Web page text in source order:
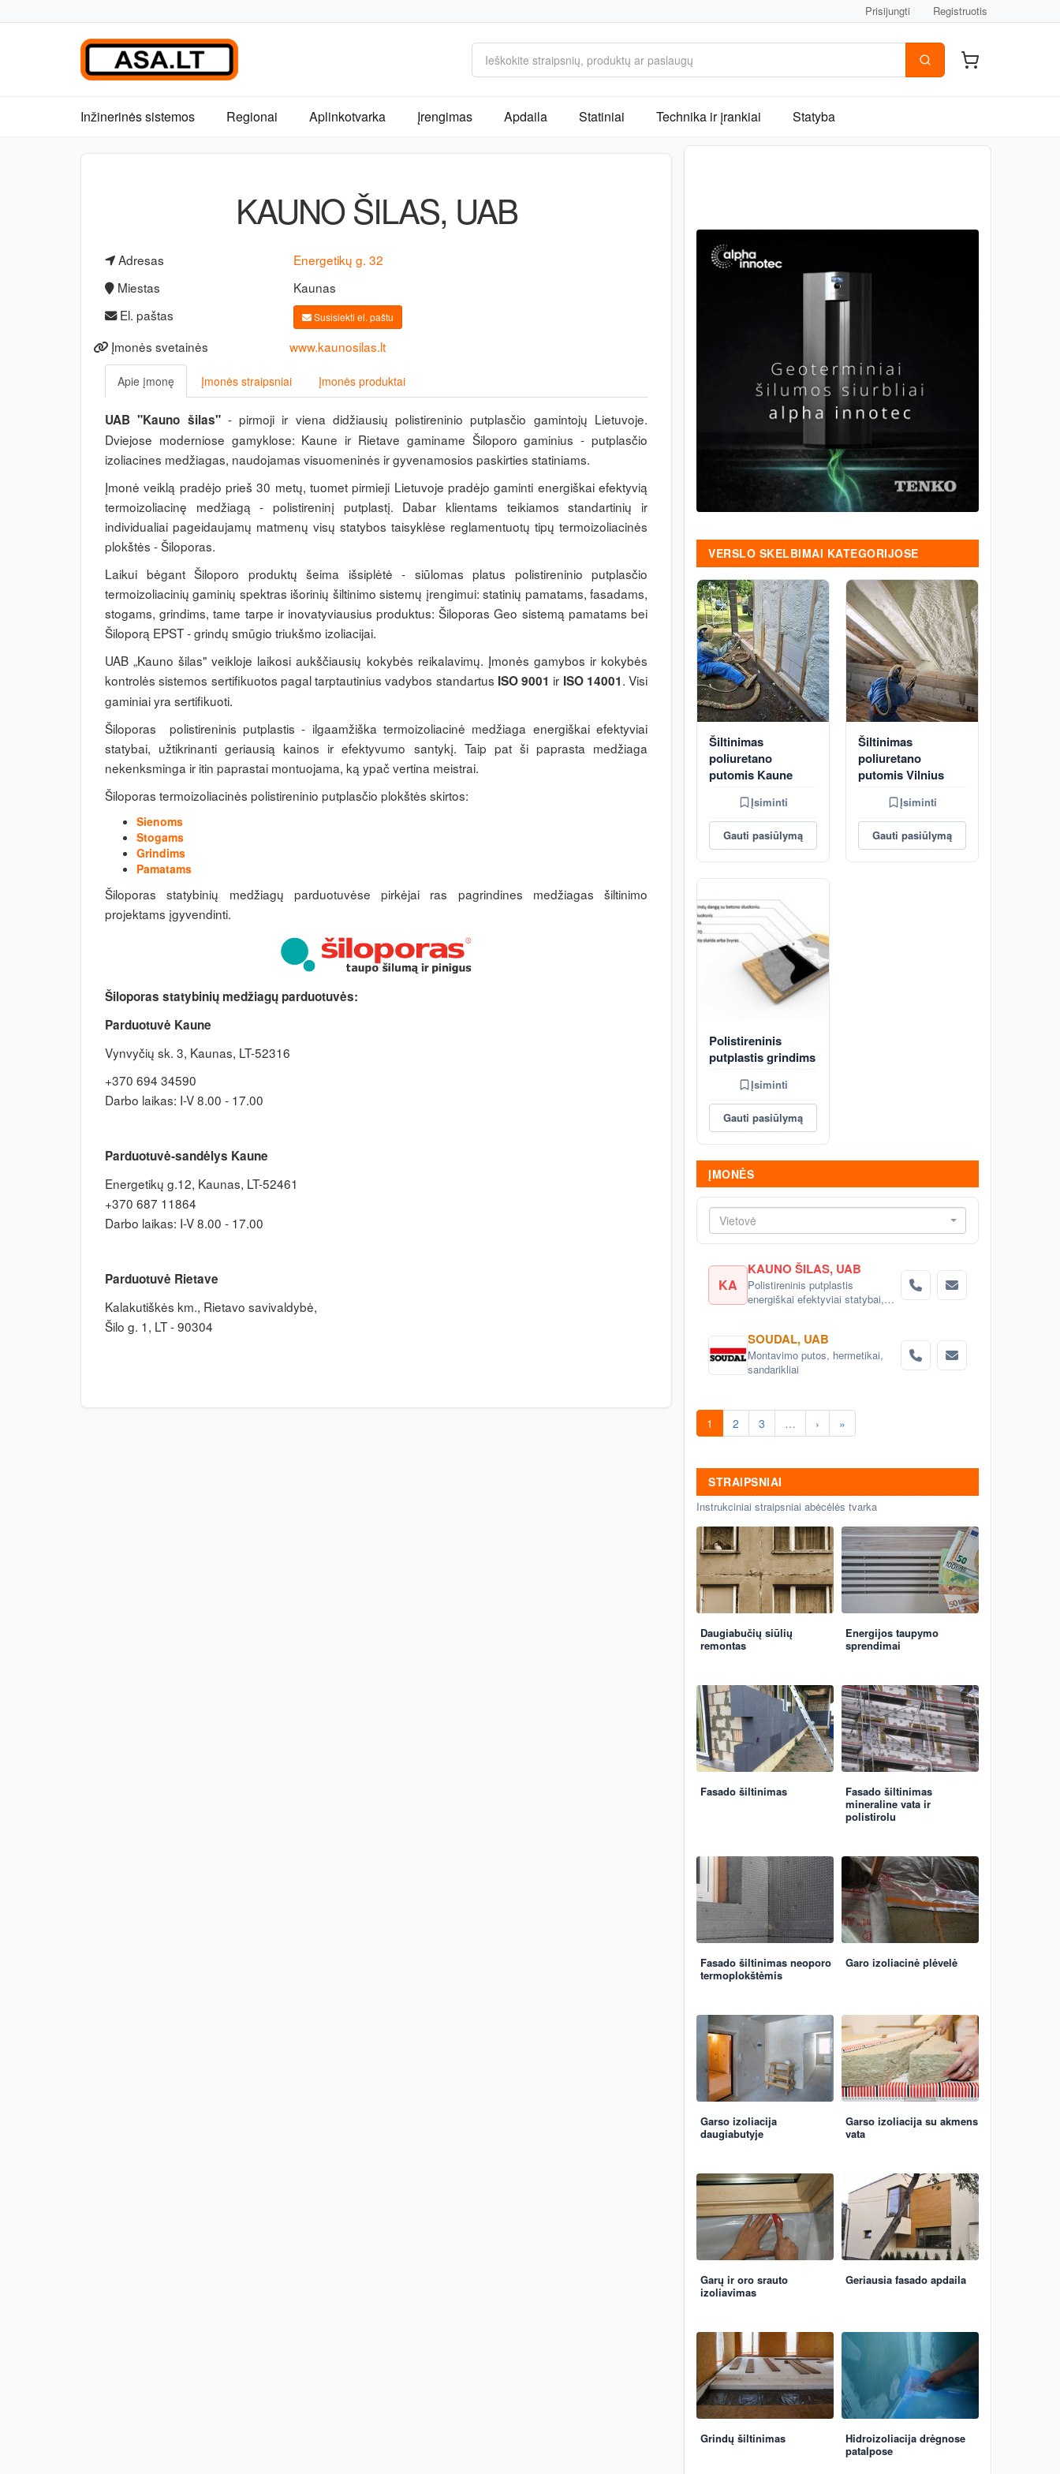
Prisijungti Registruotis
Inžinerinės sistemos Regionai Aplinkotvarka Įrengimas Apdaila Statiniai Technika ir įrankiai Statyba
KAUNO ŠILAS, UAB
Adresas
Energetikų g. 32
Miestas
Kaunas
El. paštas
Susisiekti el. paštu
Įmonės svetainės www.kaunosilas.lt
Apie įmonę Įmonės straipsniai Įmonės produktai
UAB "Kauno šilas" - pirmoji ir viena didžiausių polistireninio putplasčio gamintojų Lietuvoje.
Dviejose moderniose gamyklose: Kaune ir Rietave gaminame Šiloporo gaminius - putplasčio
izoliacines medžiagas, naudojamas visuomeninės ir gyvenamosios paskirties statiniams.
Įmonė veiklą pradėjo prieš 30 metų, tuomet pirmieji Lietuvoje pradėjo gaminti energiškai efektyvią
termoizoliacinę medžiagą - polistireninį putplastį. Dabar klientams teikiamos standartinių ir
individualiai pageidaujamų matmenų visų statybos taisyklėse reglamentuotų tipų termoizoliacinės
plokštės - Šiloporas.
Laikui bėgant Šiloporo produktų šeima išsiplėtė - siūlomas platus polistireninio putplasčio
termoizoliacinių gaminių spektras išorinių šiltinimo sistemų įrengimui: statinių pamatams, fasadams,
stogams, grindims, tame tarpe ir inovatyviausius produktus: Šiloporas Geo sistemą pamatams bei
Šiloporą EPST - grindų smūgio triukšmo izoliacijai.
UAB „Kauno šilas" veikloje laikosi aukščiausių kokybės reikalavimų. Įmonės gamybos ir kokybės
kontrolės sistemos sertifikuotos pagal tarptautinius vadybos standartus ISO 9001 ir ISO 14001. Visi
gaminiai yra sertifikuoti.
Šiloporas polistireninis putplastis - ilgaamžiška termoizoliacinė medžiaga energiškai efektyviai
statybai, užtikrinanti geriausią kainos ir efektyvumo santykį. Taip pat ši paprasta medžiaga
nekenksminga ir itin paprastai montuojama, ką ypač vertina meistrai.
Šiloporas termoizoliacinės polistireninio putplasčio plokštės skirtos:
Sienoms
Stogams
Grindims
Pamatams
Šiloporas statybinių medžiagų parduotuvėse pirkėjai ras pagrindines medžiagas šiltinimo
projektams įgyvendinti.
Šiloporas statybinių medžiagų parduotuvės:
Parduotuvė Kaune
Vynvyčių sk. 3, Kaunas, LT-52316
+370 694 34590
Darbo laikas: I-V 8.00 - 17.00
Parduotuvė-sandėlys Kaune
Energetikų g.12, Kaunas, LT-52461
+370 687 11864
Darbo laikas: I-V 8.00 - 17.00
Parduotuvė Rietave
Kalakutiškės km., Rietavo savivaldybė,
Šilo g. 1, LT - 90304
VERSLO SKELBIMAI KATEGORIJOSE
Šiltinimas
poliuretano
putomis Kaune
Įsiminti
Gauti pasiūlymą
Šiltinimas
poliuretano
putomis Vilnius
Įsiminti
Gauti pasiūlymą
Polistireninis
putplastis grindims
Įsiminti
Gauti pasiūlymą
ĮMONĖS
Vietovė
KA
KAUNO ŠILAS, UAB
Polistireninis putplastis
energiškai efektyviai statybai,
SOUDAL, UAB
Montavimo putos, hermetikai,
sandarikliai
1 2 3 … › »
STRAIPSNIAI
Instrukciniai straipsniai abėcėlės tvarka
Daugiabučių siūlių
remontas
Energijos taupymo
sprendimai
Fasado šiltinimas
Fasado šiltinimas
mineraline vata ir
polistirolu
Fasado šiltinimas neoporo
termoplokštėmis
Garo izoliacinė plėvelė
Garso izoliacija
daugiabutyje
Garso izoliacija su akmens
vata
Garų ir oro srauto
izoliavimas
Geriausia fasado apdaila
Grindų šiltinimas
Hidroizoliacija drėgnose
patalpose